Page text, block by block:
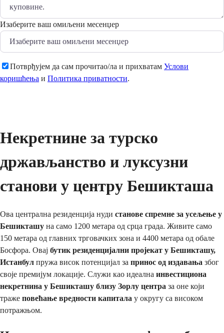
Изаберите ваш омиљени месенџер
Потврђујем да сам прочитао/ла и прихватам Услови
коришћења и Политика приватности.
Некретнине за турско
држављанство и луксузни
станови у центру Бешикташа
Ова централна резиденција нуди станове спремне за усељење у
Бешикташу на само 1200 метара од срца града. Живите само
150 метара од главних трговачких зона и 4400 метара од обале
Босфора. Овај бутик резиденцијални пројекат у Бешикташу,
Истанбул пружа висок потенцијал за принос од издавања због
своје премијум локације. Служи као идеална инвестициона
некретнина у Бешикташу близу Зорлу центра за оне који
траже повећање вредности капитала у округу са високом
потражњом.